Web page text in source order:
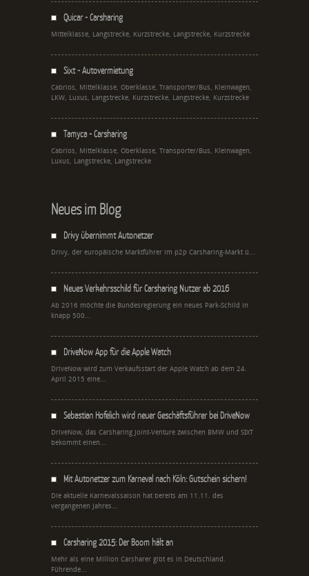
Quicar - Carsharing
Mittelklasse, Langstrecke, Kurzstrecke, Langstrecke, Kurzstrecke
Sixt - Autovermietung
Cabrios, Mittelklasse, Oberklasse, Transporter/Bus, Kleinwagen,
LKW, Luxus, Langstrecke, Kurzstrecke, Langstrecke, Kurzstrecke
Tamyca - Carsharing
Cabrios, Mittelklasse, Oberklasse, Transporter/Bus, Kleinwagen,
Luxus, Langstrecke, Langstrecke
Neues im Blog
Drivy übernimmt Autonetzer
Drivy, der europäische Marktführer im p2p Carsharing-Markt ü...
Neues Verkehrsschild für Carsharing Nutzer ab 2016
Ab 2016 möchte die Bundesregierung ein neues Park-Schild in
knapp 500...
DriveNow App für die Apple Watch
DriveNow wird zum Verkaufsstart der Apple Watch ab dem 24.
April 2015 eine...
Sebastian Hofelich wird neuer Geschäftsführer bei DriveNow
DriveNow, das Carsharing Joint-Venture zwischen BMW und SIXT
bekommt einen...
Mit Autonetzer zum Karneval nach Köln: Gutschein sichern!
Die aktuelle Karnevalssaison hat bereits am 11.11. des
vergangenen Jahres...
Carsharing 2015: Der Boom hält an
Mehr als eine Million Carsharer gibt es in Deutschland.
Führende...